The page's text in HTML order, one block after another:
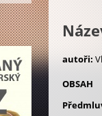
autoři:
OBSAH